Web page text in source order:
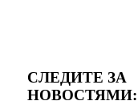
СЛЕДИТЕ ЗА
НОВОСТЯМИ: